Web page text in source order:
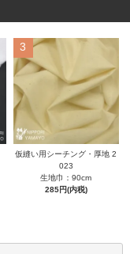
3
仮縫い用シーチング・厚地 2
023
生地巾：90cm
285円(内税)